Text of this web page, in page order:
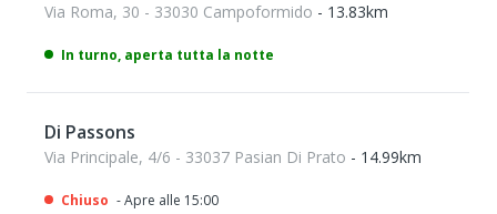
Via Roma, 30 - 33030 Campoformido - 13.83km
In turno, aperta tutta la notte
Di Passons
Via Principale, 4/6 - 33037 Pasian Di Prato - 14.99km
Chiuso - Apre alle 15:00